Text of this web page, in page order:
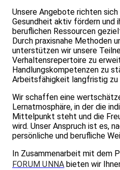
Unsere Angebote richten
Gesundheit aktiv fördern und
beruflichen Ressourcen
Durch praxisnahe Methoden
unterstützen wir unsere
Verhaltensrepertoire zu
Handlungskompetenzen zu
Arbeitsfähigkeit langfristig zu
Wir schaffen eine
Lernatmosphäre, in der die
Mittelpunkt steht und die
wird. Unser Anspruch ist es,
persönliche und berufliche
In Zusammenarbeit mit dem
FORUM UNNA bieten wir